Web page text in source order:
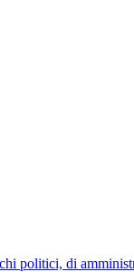
politici, di